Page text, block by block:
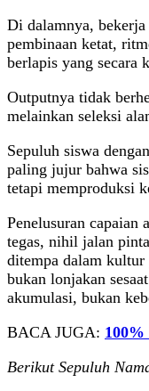
Di dalamnya,
pembinaan ketat,
berlapis yang secara
Outputnya tidak
melainkan seleksi
Sepuluh siswa
paling jujur bahwa
tetapi memproduksi
Penelusuran capaian
tegas, nihil jalan
ditempa dalam kultur
bukan lonjakan
akumulasi, bukan
BACA JUGA:
Berikut Sepuluh